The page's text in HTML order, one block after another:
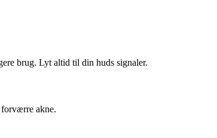
brug. Lyt altid til din huds signaler.
akne.